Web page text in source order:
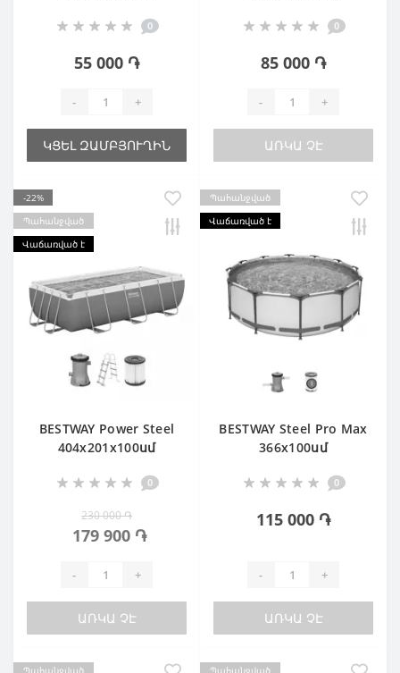
0
55 000 ֏
- +
ԿՑԵԼ ԶԱՄԲՅՈՒՂԻՆ
0
85 000 ֏
- +
ԱՌԿԱ ՉԷ
-22%
Պահանջված
Վաճառված է
BESTWAY Power Steel
404х201х100սմ
0
230 000 ֏
179 900 ֏
- +
ԱՌԿԱ ՉԷ
Պահանջված
Վաճառված է
BESTWAY Steel Pro Max
366х100սմ
0
115 000 ֏
- +
ԱՌԿԱ ՉԷ
Պահանջված Պահանջված